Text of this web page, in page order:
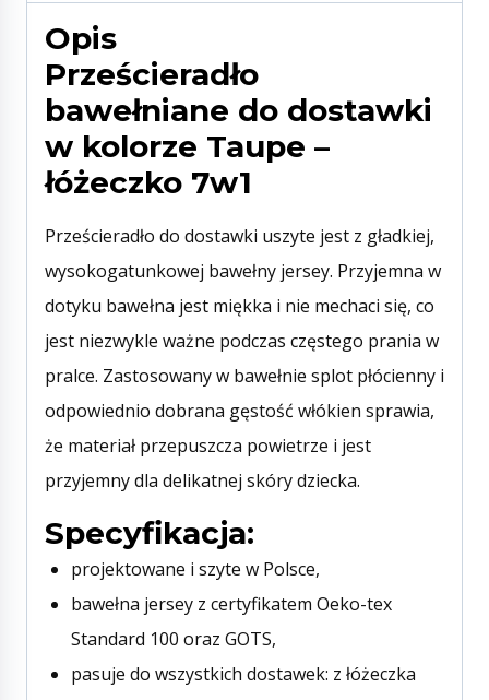
Opis
Prześcieradło
bawełniane do dostawki
w kolorze Taupe –
łóżeczko 7w1
Prześcieradło do dostawki uszyte jest z gładkiej,
wysokogatunkowej bawełny jersey. Przyjemna w
dotyku bawełna jest miękka i nie mechaci się, co
jest niezwykle ważne podczas częstego prania w
pralce. Zastosowany w bawełnie splot płócienny i
odpowiednio dobrana gęstość włókien sprawia,
że materiał przepuszcza powietrze i jest
przyjemny dla delikatnej skóry dziecka.
Specyfikacja:
projektowane i szyte w Polsce,
bawełna jersey z certyfikatem Oeko-tex
Standard 100 oraz GOTS,
pasuje do wszystkich dostawek: z łóżeczka